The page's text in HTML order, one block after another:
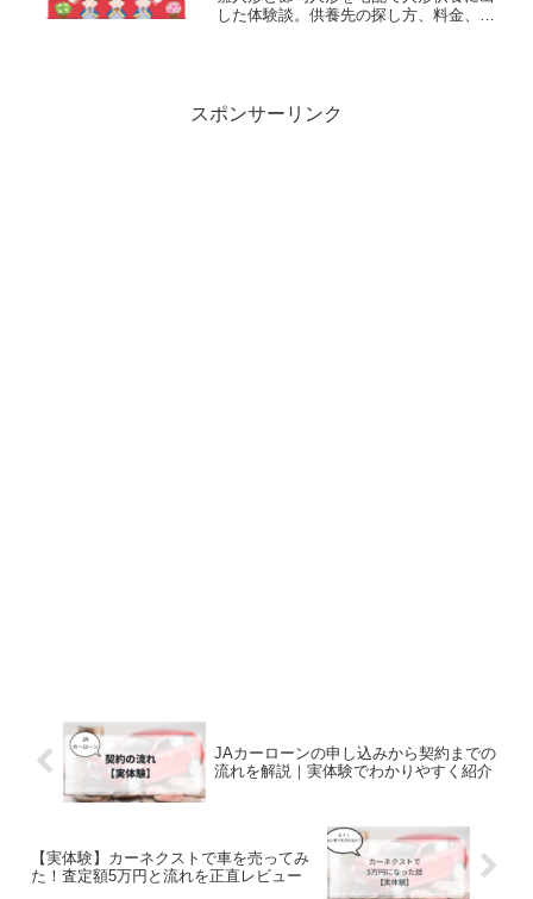
した体験談。供養先の探し方、料金、箱
スポンサーリンク
JAカーローンの申し込みから契約までの
流れを解説｜実体験でわかりやすく紹介
【実体験】カーネクストで車を売ってみ
た！査定額5万円と流れを正直レビュー